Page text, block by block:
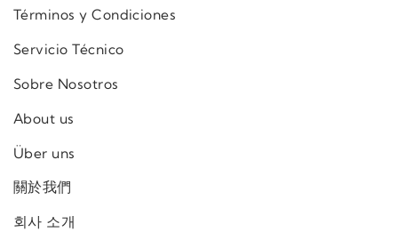
Términos y Condiciones
Servicio Técnico
Sobre Nosotros
About us
Über uns
關於我們
회사 소개